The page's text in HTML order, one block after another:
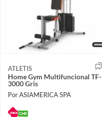
ATLETIS
Home Gym Multifuncional TF-
3000 Gris
Por ASIAMERICA SPA